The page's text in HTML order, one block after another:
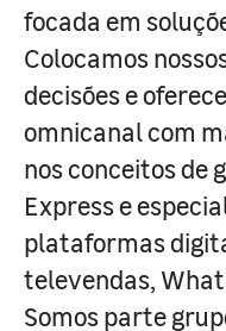
focada em
Colocamos
decisões e
omnicanal com
nos conceitos de
Express e
plataformas
televendas,
Somos parte